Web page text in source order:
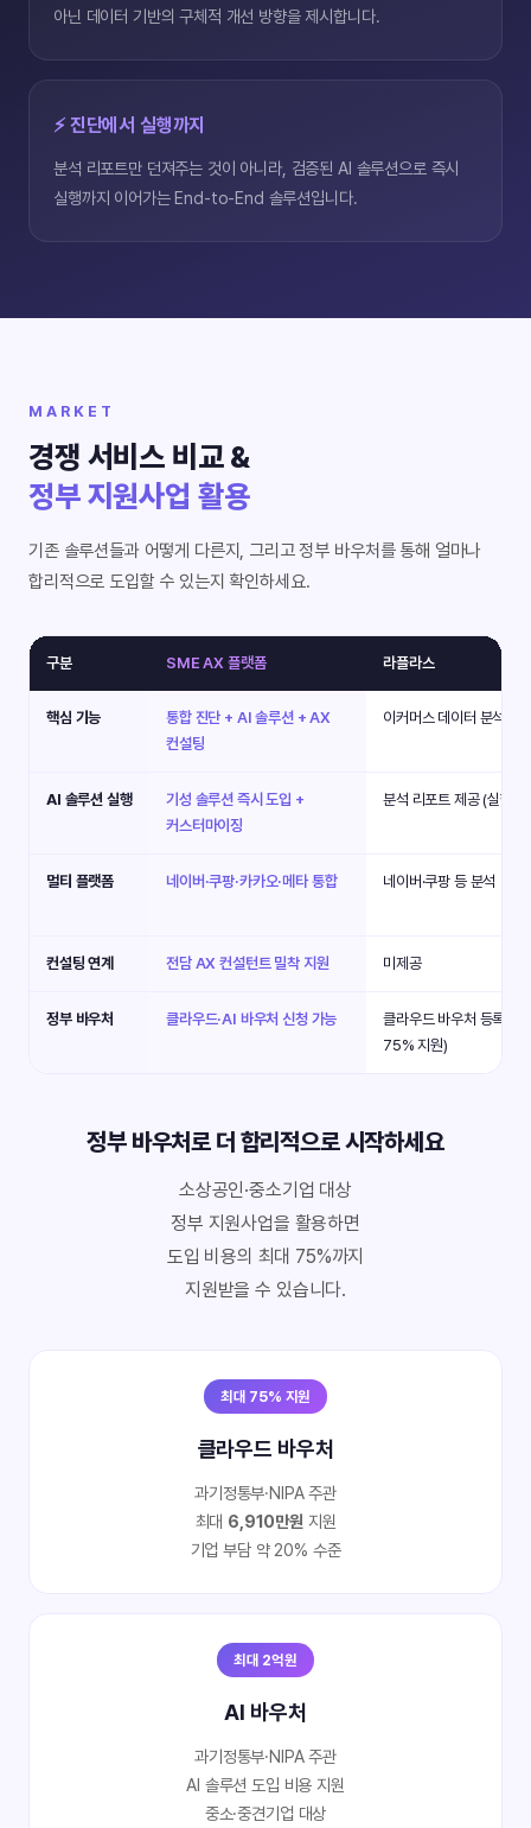
아닌 데이터 기반의 구체적 개선 방향을 제시합니다.
⚡ 진단에서 실행까지
분석 리포트만 던져주는 것이 아니라, 검증된 AI 솔루션으로 즉시
실행까지 이어가는 End-to-End 솔루션입니다.
MARKET
경쟁 서비스 비교 &
정부 지원사업 활용
기존 솔루션들과 어떻게 다른지, 그리고 정부 바우처를 통해 얼마나
합리적으로 도입할 수 있는지 확인하세요.
구분 SME AX 플랫폼 라플라스
핵심 기능
통합 진단 + AI 솔루션 + AX
컨설팅
이커머스 데이터 분석 ·
AI 솔루션 실행
기성 솔루션 즉시 도입 +
커스터마이징
분석 리포트 제공 (실행은
멀티 플랫폼 네이버·쿠팡·카카오·메타 통합 네이버·쿠팡 등 분석
컨설팅 연계 전담 AX 컨설턴트 밀착 지원 미제공
정부 바우처 클라우드·AI 바우처 신청 가능
클라우드 바우처 등록 (최
75% 지원)
정부 바우처로 더 합리적으로 시작하세요
소상공인·중소기업 대상
정부 지원사업을 활용하면
도입 비용의 최대 75%까지
지원받을 수 있습니다.
최대 75% 지원
클라우드 바우처
과기정통부·NIPA 주관
최대 6,910만원 지원
기업 부담 약 20% 수준
최대 2억원
AI 바우처
과기정통부·NIPA 주관
AI 솔루션 도입 비용 지원
중소·중견기업 대상